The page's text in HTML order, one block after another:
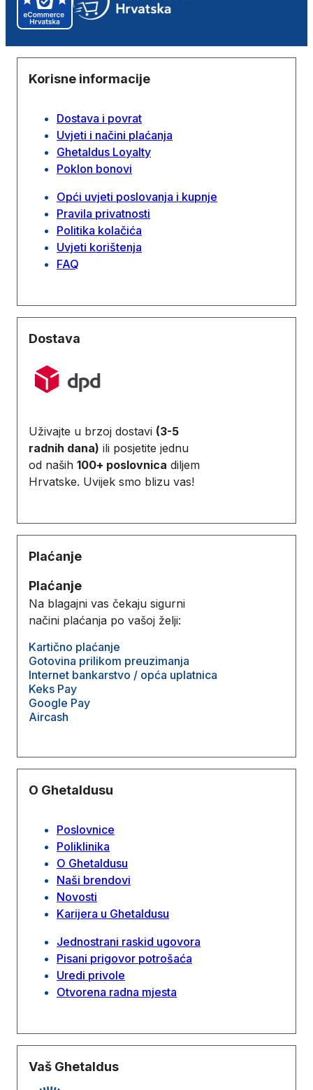
Korisne informacije
Dostava i povrat
Uvjeti i načini plaćanja
Ghetaldus Loyalty
Poklon bonovi
Opći uvjeti poslovanja i kupnje
Pravila privatnosti
Politika kolačića
Uvjeti korištenja
FAQ
Dostava
Uživajte u brzoj dostavi (3-5
radnih dana) ili posjetite jednu
od naših 100+ poslovnica diljem
Hrvatske. Uvijek smo blizu vas!
Plaćanje
Plaćanje
Na blagajni vas čekaju sigurni
načini plaćanja po vašoj želji:
Kartično plaćanje
Gotovina prilikom preuzimanja
Internet bankarstvo / opća uplatnica
Keks Pay
Google Pay
Aircash
O Ghetaldusu
Poslovnice
Poliklinika
O Ghetaldusu
Naši brendovi
Novosti
Karijera u Ghetaldusu
Jednostrani raskid ugovora
Pisani prigovor potrošaća
Uredi privole
Otvorena radna mjesta
Vaš Ghetaldus